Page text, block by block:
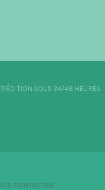
SOUS 24/48 HEURES
CONTACTER